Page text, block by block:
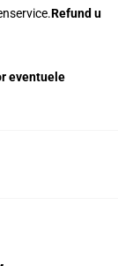
Refund u
eventuele